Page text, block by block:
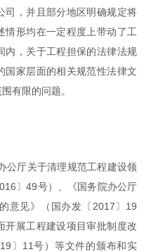
司，并且部分地区明确规定将
情形均在一定程度上带动了工
内，关于工程担保的法律法规
国家层面的相关规范性法律文
有限的问题。
公厅关于清理规范工程建设领
〕49号）、《国务院办公厅
意见》（国办发〔 2017〕 19
开展工程建设项目审批制度改
〕 11号）等文件的颁布和实